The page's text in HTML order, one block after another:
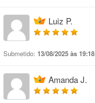
Luiz P.
Submetido: 13/08/2025 às 19:18
Amanda J.